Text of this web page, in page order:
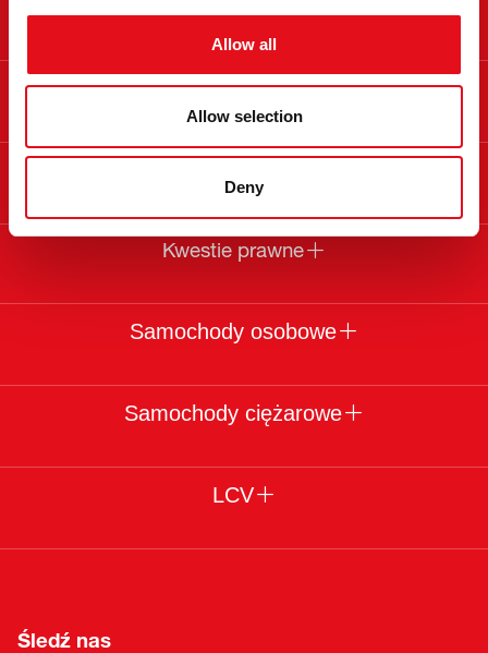
Allow all
Allow selection
Deny
Info
Kwestie prawne
Samochody osobowe
Samochody ciężarowe
LCV
Śledź nas